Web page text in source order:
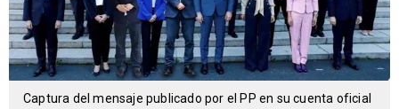
Captura del mensaje publicado por el PP en su cuenta oficial